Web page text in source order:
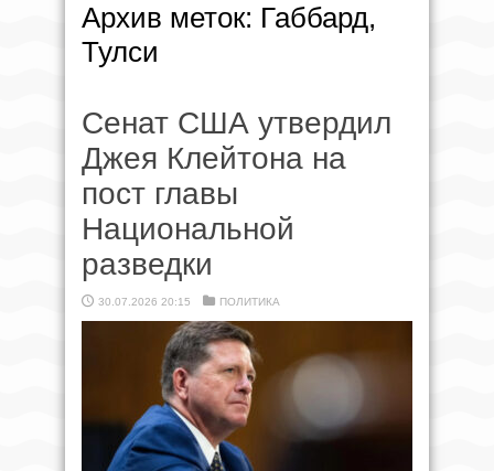
Архив меток: Габбард,
Тулси
Сенат США утвердил
Джея Клейтона на
пост главы
Национальной
разведки
30.07.2026 20:15 ПОЛИТИКА